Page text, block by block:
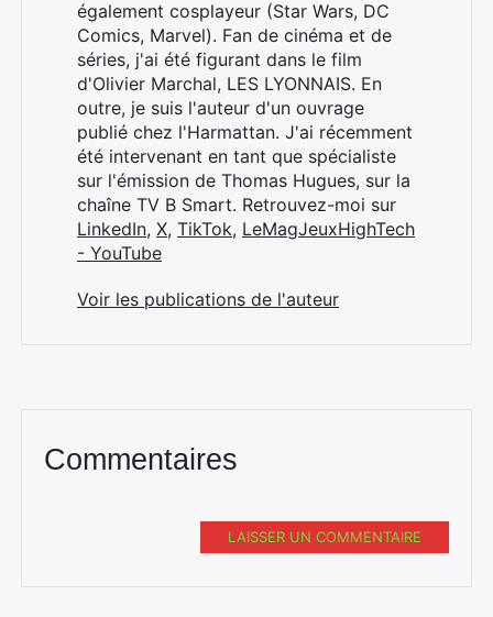
également cosplayeur (Star Wars, DC
Comics, Marvel). Fan de cinéma et de
séries, j'ai été figurant dans le film
d'Olivier Marchal, LES LYONNAIS. En
outre, je suis l'auteur d'un ouvrage
publié chez l'Harmattan. J'ai récemment
été intervenant en tant que spécialiste
sur l'émission de Thomas Hugues, sur la
chaîne TV B Smart. Retrouvez-moi sur
LinkedIn, X, TikTok, LeMagJeuxHighTech
- YouTube
Voir les publications de l'auteur
Commentaires
LAISSER UN COMMENTAIRE